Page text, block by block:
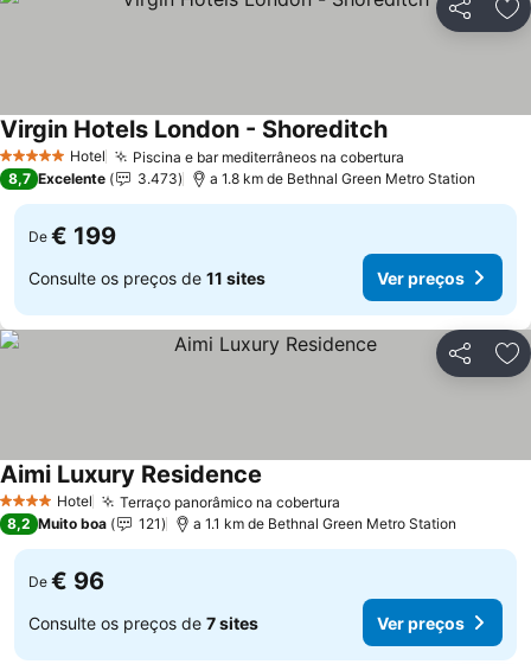
Partilhar
5 Estrelas Hotel Piscina e bar mediterrâneos na cobertura
Virgin Hotels London - ShoreditchVer preços
8,7 Excelente 3.473 a 1.8 km de Bethnal Green Metro Station
De € 199
Consulte os preços de 11 sites Ver preços
Partilhar
4 EstrelasHotel Terraço panorâmico na cobertura
Aimi Luxury Residence
8,2 Muito boa 121 a 1.1 km de Bethnal Green Metro Station
De € 96
Consulte os preços de 7 sites Ver preços